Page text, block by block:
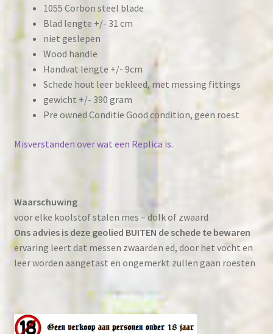
1055 Corbon steel blade
Blad lengte +/- 31 cm
niet geslepen
Wood handle
Handvat lengte +/- 9cm
Schede hout leer bekleed, met messing fittings
gewicht +/- 390 gram
Pre owned Conditie Good condition, geen roest
Misverstanden over wat een Replica is.
Waarschuwing
voor elke koolstof stalen mes – dolk of zwaard
Ons advies is deze geolied BUITEN de schede te bewaren
ervaring leert dat messen zwaarden ed, door het vocht en
leer worden aangetast en ongemerkt zullen gaan roesten